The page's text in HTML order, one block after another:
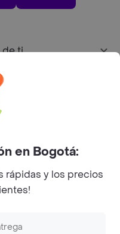
de ti
Instagram
reserved.
en Bogotá:
rápidas y los precios